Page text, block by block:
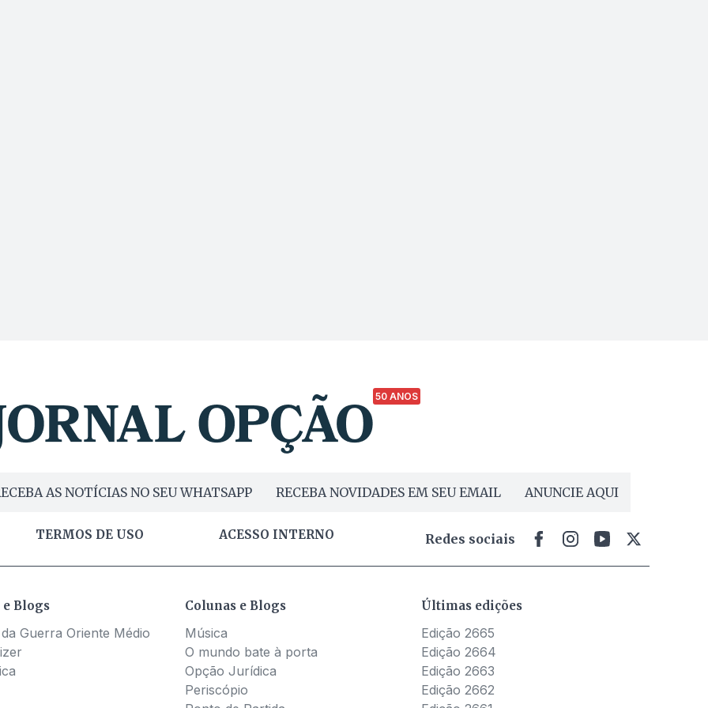
50 ANOS
AS NOTÍCIAS NO SEU WHATSAPP RECEBA NOVIDADES EM SEU EMAIL ANUNCIE AQUI
TERMOS DE USO ACESSO INTERNO Redes sociais
e Blogs
Guerra Oriente Médio
Colunas e Blogs
Música
O mundo bate à porta
Opção Jurídica
Periscópio
Últimas edições
Edição 2665
Edição 2664
Edição 2663
Edição 2662